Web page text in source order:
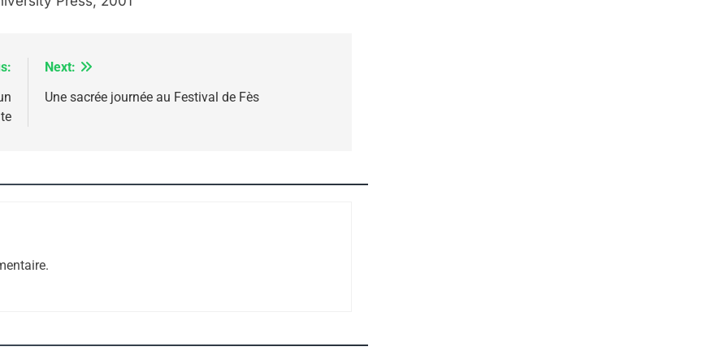
Next:
Une sacrée journée au Festival de Fès
Pourrait S’étendre À 13 Pays D’Amérique Latine